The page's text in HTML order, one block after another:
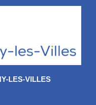
LES-VILLES